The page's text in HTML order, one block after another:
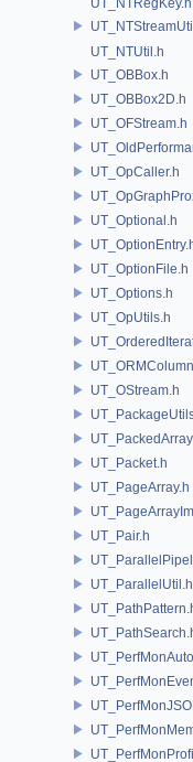
UT_NTRegKey.h
UT_NTUtil.h
UT_OBBox.h
UT_OBBox2D.h
UT_OFStream.h
UT_OpCaller.h
UT_Optional.h
UT_OptionFile.h
UT_Options.h
UT_OpUtils.h
UT_OStream.h
UT_Packet.h
UT_PageArray.h
UT_Pair.h
UT_ParallelUtil.h